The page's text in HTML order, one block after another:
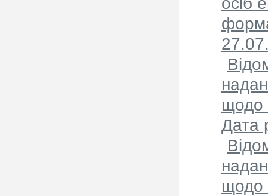
щодо
Дата
щодо